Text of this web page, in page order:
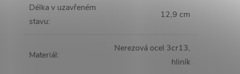
Délka v uzavřeném
stavu:
12,9 cm
Materiál:
Nerezová ocel 3cr13,
hliník